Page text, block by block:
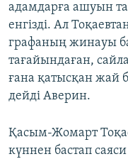
адамдарға ашуын
енгізді. Ал
графаның жинауы
тағайындаған,
ғана қатысқан жай
дейді Аверин.
Қасым-Жомарт
күннен бастап